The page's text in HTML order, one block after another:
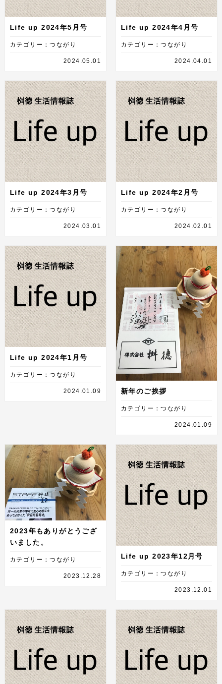
Life up 2024年5月号
カテゴリー：つながり
2024.05.01
Life up 2024年4月号
カテゴリー：つながり
2024.04.01
Life up 2024年3月号
カテゴリー：つながり
2024.03.01
Life up 2024年2月号
カテゴリー：つながり
2024.02.01
Life up 2024年1月号
カテゴリー：つながり
2024.01.09 新年のご挨拶
カテゴリー：つながり
2024.01.09
2023年もありがとうござ
いました。
カテゴリー：つながり
2023.12.28
Life up 2023年12月号
カテゴリー：つながり
2023.12.01